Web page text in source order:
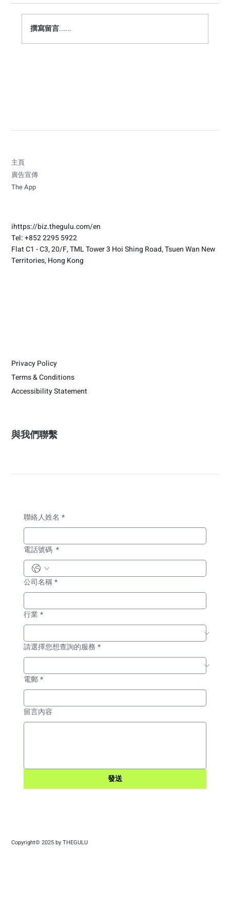
撰寫留言......
與我們聯繫
主頁
廣告宣傳
The App
ihttps://biz.thegulu.com/en
Tel: +852 2295 5922
Flat C1 - C3, 20/F, TML Tower 3 Hoi Shing Road, Tsuen Wan New
Territories, Hong Kong
聯絡人姓名 *
電話號碼 *
公司名稱 *
行業 *
請選擇您想查詢的服務 *
電郵 *
留言內容
發送
Privacy Policy
Terms & Conditions
Accessibility Statement
Copyright© 2025 by THEGULU